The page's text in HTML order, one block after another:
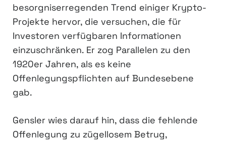
besorgniserregenden Trend einiger Krypto-
Projekte hervor, die versuchen, die für
Investoren verfügbaren Informationen
einzuschränken. Er zog Parallelen zu den
1920er Jahren, als es keine
Offenlegungspflichten auf Bundesebene
gab.
Gensler wies darauf hin, dass die fehlende
Offenlegung zu zügellosem Betrug,